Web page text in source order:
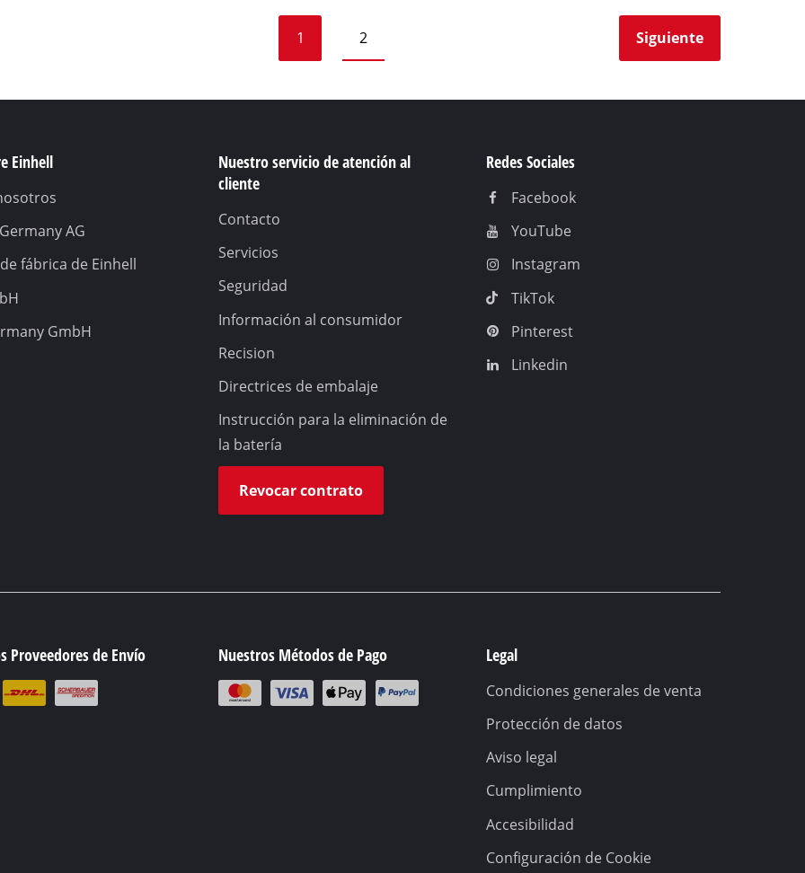
1 2 Siguiente
Einhell
AG
fábrica de Einhell
GmbH
Nuestro servicio de atención al
cliente
Contacto
Servicios
Seguridad
Información al consumidor
Recision
Directrices de embalaje
Instrucción para la eliminación de
la batería
Revocar contrato
Redes Sociales
Facebook
YouTube
Instagram
TikTok
Pinterest
Linkedin
Proveedores de Envío Nuestros Métodos de Pago Legal
Condiciones generales de venta
Protección de datos
Aviso legal
Cumplimiento
Accesibilidad
Configuración de Cookie